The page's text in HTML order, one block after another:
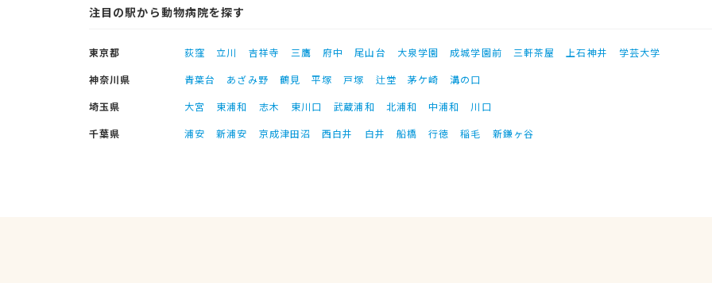
注目の駅から動物病院を探す
東京都 荻窪 立川 吉祥寺 三鷹 府中 尾山台 大泉学園 成城学園前 三軒茶屋 上石神井
学芸大学
神奈川県
青葉台 あざみ野 鶴見 平塚 戸塚 辻堂 茅ケ崎
溝の口
埼玉県
大宮 東浦和 志木 東川口 武蔵浦和 北浦和 中浦和
川口
千葉県
浦安 新浦安 京成津田沼 西白井 白井 船橋 行徳 稲毛 新鎌ヶ谷